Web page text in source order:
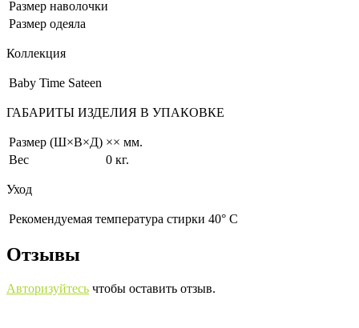
Размер наволочки
Размер одеяла
Коллекция
Baby Time Sateen
ГАБАРИТЫ ИЗДЕЛИЯ В УПАКОВКЕ
Размер (Ш×В×Д) ×× мм.
Вес
0 кг.
Уход
Рекомендуемая температура стирки 40° С
Отзывы
Авторизуйтесь чтобы оставить отзыв.